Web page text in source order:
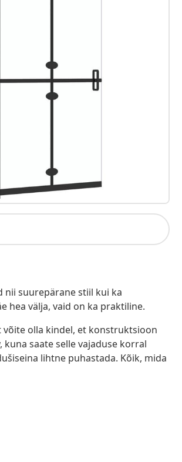
nii suurepärane stiil kui ka
hea välja, vaid on ka praktiline.
olla kindel, et konstruktsioon
saate selle vajaduse korral
lihtne puhastada. Kõik, mida